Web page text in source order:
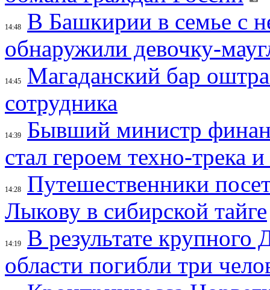
14:48
В Башкирии в семье с
обнаружили девочку-
14:45
Магаданский бар
сотрудника
14:39
Бывший министр
стал героем техно-трека
14:28
Путешественники
Лыкову в сибирской тайге
14:19
В результате крупного
области погибли три